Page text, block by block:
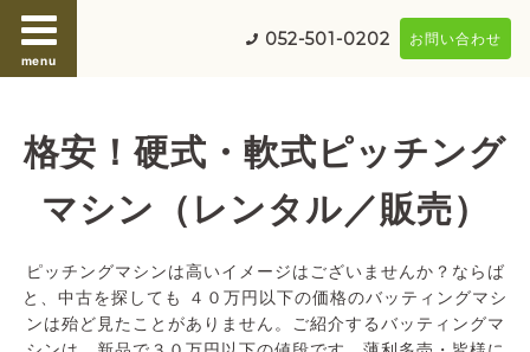
menu
052-501-0202 お問い合わせ
格安！硬式・軟式ピッチング
マシン（レンタル／販売）
ピッチングマシンは高いイメージはございませんか？ならば
と、中古を探しても ４０万円以下の価格のバッティングマシ
ンは殆ど見たことがありません。ご紹介するバッティングマ